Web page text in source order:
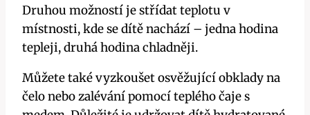
⁣Druhou‍ možností ‍je střídat teplotu ⁤v
místnosti, kde se ⁣dítě ‍nachází – jedna hodina‌
tepleji, druhá hodina chladněji.
Můžete také ⁢vyzkoušet osvěžující obklady na
čelo nebo zalévání pomocí teplého čaje ​s